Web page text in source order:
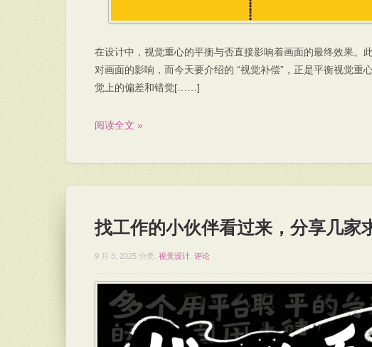
在设计中，视觉重心的平衡与否直接影响着画面的最终效果。
对画面的影响，而今天要介绍的 “视觉补偿”，正是平衡视觉重
觉上的偏差和错觉[……]
阅读全文 »
找工作的小伙伴看过来，分享几家
9 月 3, 2025 分类: 视觉设计 评论